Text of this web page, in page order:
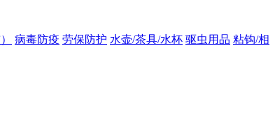
病毒防疫 劳保防护 水壶/茶具/水杯 驱虫用品 粘钩/相